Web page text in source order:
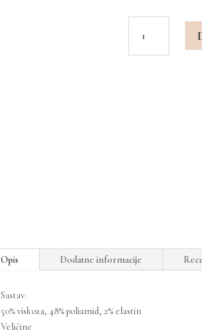
Black
dress
Opis Dodatne informacije
Sastav:
50% viskoza, 48% poliamid, 2% elastin
Veličine